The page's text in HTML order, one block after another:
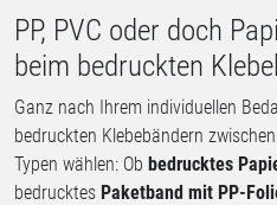
PP, PVC oder doch
beim bedruckten
Ganz nach Ihrem individuellen
bedruckten Klebebändern
Typen wählen: Ob bedrucktes
bedrucktes Paketband mit PP-